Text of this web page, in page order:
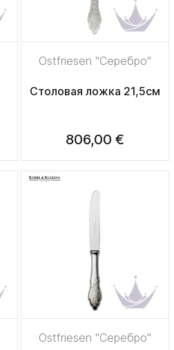
Ostfriesen "Серебро"
Столовая ложка 21,5см
806,00 €
Ostfriesen "Серебро"